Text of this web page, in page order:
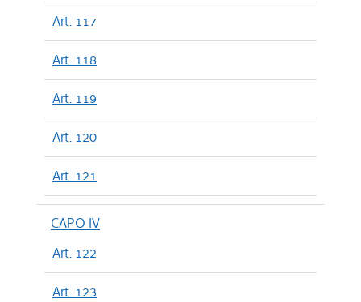
Art. 117
Art. 118
Art. 119
Art. 120
Art. 121
CAPO IV
Art. 122
Art. 123